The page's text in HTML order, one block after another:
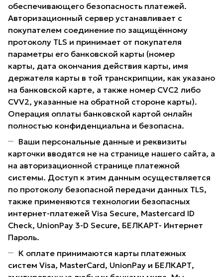
обеспечивающего безопасность платежей.
Авторизационный сервер устанавливает с
покупателем соединение по защищённому
протоколу TLS и принимает от покупателя
параметры его банковской карты (номер
карты, дата окончания действия карты, имя
держателя карты в той транскрипции, как указано
на банковской карте, а также номер CVC2 либо
CVV2, указанные на обратной стороне карты).
Операция оплаты банковской картой онлайн
полностью конфиденциальна и безопасна.
Ваши персональные данные и реквизиты
карточки вводятся не на странице нашего сайта, а
на авторизационной странице платежной
системы. Доступ к этим данным осуществляется
по протоколу безопасной передачи данных TLS,
также применяются технологии безопасных
интернет-платежей Visa Secure, Mastercard ID
Check, UnionPay 3-D Secure, БЕЛКАРТ- Интернет
Пароль.
К оплате принимаются карты платежных
систем Visa, MasterCard, UnionPay и БЕЛКАРТ,